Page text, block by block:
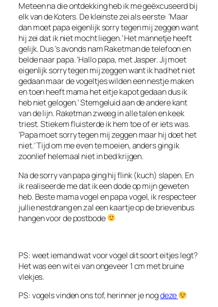
Meteen na die ontdekking heb ik me geëxcuseerd bij
elk van de Koters. De kleinste zei als eerste: ‘Maar
dan moet papa eigenlijk sorry tegen mij zeggen want
hij zei dat ik niet mocht liegen.’ Het mannetje heeft
gelijk. Dus ’s avonds nam Raketman de telefoon en
belde naar papa. ‘Hallo papa, met Jasper. Jij moet
eigenlijk sorry tegen mij zeggen want ik had het niet
gedaan maar de vogeltjes wilden een nestje maken
en toen heeft mama het eitje kapot gedaan dus ik
heb niet gelogen.’ Stemgeluid aan de andere kant
van de lijn. Raketman zweeg in alle talen en keek
triest. Stiekem fluisterde ik hem toe of er iets was.
‘Papa moet sorry tegen mij zeggen maar hij doet het
niet.’ Tijd om me even te moeien, anders ging ik
zoonlief helemaal niet in bed krijgen.
Na de sorry van papa ging hij flink (kuch) slapen. En
ik realiseerde me dat ik een dode op mijn geweten
heb. Beste mama vogel en papa vogel, ik respecteer
jullie nestdrang en zal een kaartje op de brievenbus
hangen voor de postbode
PS: weet iemand wat voor vogel dit soort eitjes legt?
Het was een wit ei van ongeveer 1 cm met bruine
vlekjes.
PS: vogels vinden ons tof, herinner je nogdeze